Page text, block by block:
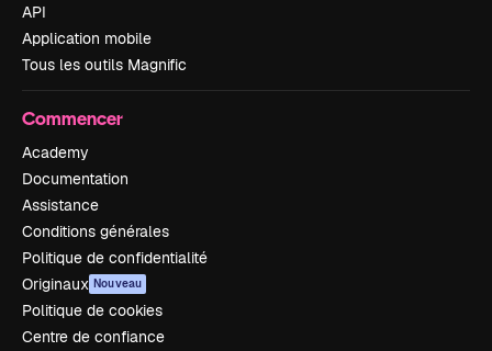
API
Application mobile
Tous les outils Magnific
Commencer
Academy
Documentation
Assistance
Conditions générales
Politique de confidentialité
Originaux Nouveau
Politique de cookies
Centre de confiance